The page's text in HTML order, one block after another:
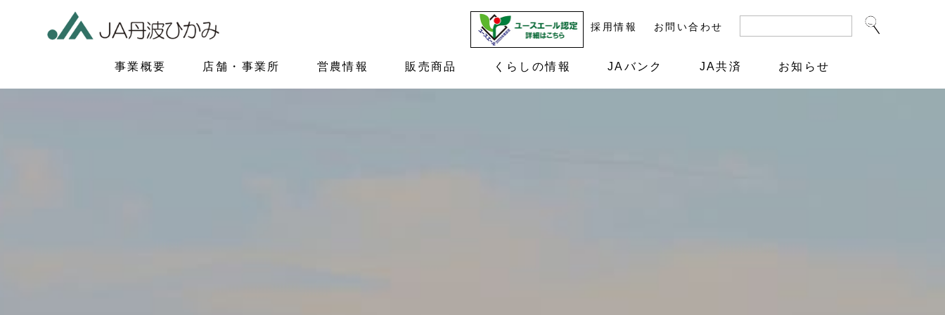
採用情報 お問い合わせ
事業概要 店舗・事業所 営農情報 販売商品 くらしの情報 JAバンク JA共済 お知らせ